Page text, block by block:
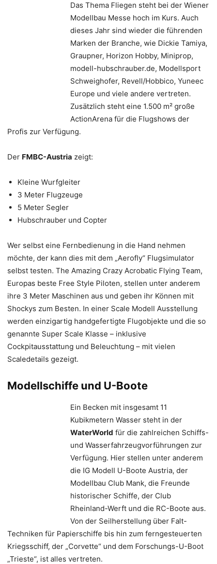
Das Thema Fliegen steht bei der Wiener
Modellbau Messe hoch im Kurs. Auch
dieses Jahr sind wieder die führenden
Marken der Branche, wie Dickie Tamiya,
Graupner, Horizon Hobby, Miniprop,
modell-hubschrauber.de, Modellsport
Schweighofer, Revell/Hobbico, Yuneec
Europe und viele andere vertreten.
Zusätzlich steht eine 1.500 m² große
ActionArena für die Flugshows der
Profis zur Verfügung.
Der FMBC-Austria zeigt:
Kleine Wurfgleiter
3 Meter Flugzeuge
5 Meter Segler
Hubschrauber und Copter
Wer selbst eine Fernbedienung in die Hand nehmen
möchte, der kann dies mit dem „Aerofly“ Flugsimulator
selbst testen. The Amazing Crazy Acrobatic Flying Team,
Europas beste Free Style Piloten, stellen unter anderem
ihre 3 Meter Maschinen aus und geben ihr Können mit
Shockys zum Besten. In einer Scale Modell Ausstellung
werden einzigartig handgefertigte Flugobjekte und die so
genannte Super Scale Klasse – inklusive
Cockpitausstattung und Beleuchtung – mit vielen
Scaledetails gezeigt.
Modellschiffe und U-Boote
Ein Becken mit insgesamt 11
Kubikmetern Wasser steht in der
WaterWorld für die zahlreichen Schiffs-
und Wasserfahrzeugvorführungen zur
Verfügung. Hier stellen unter anderem
die IG Modell U-Boote Austria, der
Modellbau Club Mank, die Freunde
historischer Schiffe, der Club
Rheinland-Werft und die RC-Boote aus.
Von der Seilherstellung über Falt-
Techniken für Papierschiffe bis hin zum ferngesteuerten
Kriegsschiff, der „Corvette“ und dem Forschungs-U-Boot
„Trieste“, ist alles vertreten.